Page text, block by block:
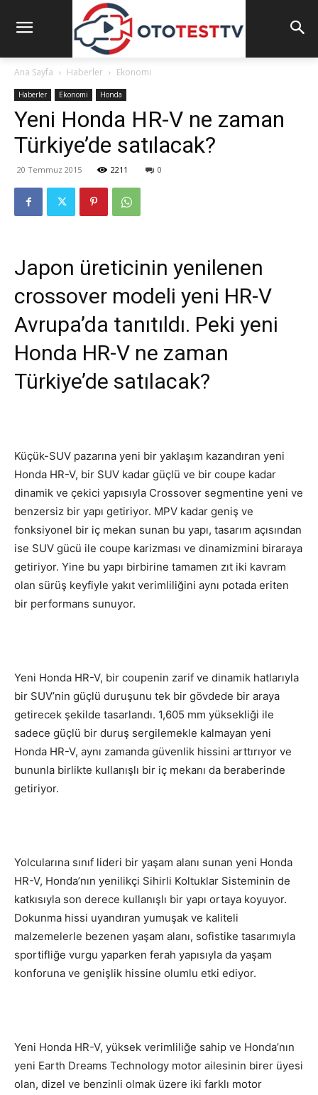
Ana Sayfa Haberler Ekonomi
Haberler Ekonomi Honda
Yeni Honda HR-V ne zaman
Türkiye’de satılacak?
20 Temmuz 2015 2211 0
Japon üreticinin yenilenen
crossover modeli yeni HR-V
Avrupa’da tanıtıldı. Peki yeni
Honda HR-V ne zaman
Türkiye’de satılacak?
Küçük-SUV pazarına yeni bir yaklaşım kazandıran yeni
Honda HR-V, bir SUV kadar güçlü ve bir coupe kadar
dinamik ve çekici yapısıyla Crossover segmentine yeni ve
benzersiz bir yapı getiriyor. MPV kadar geniş ve
fonksiyonel bir iç mekan sunan bu yapı, tasarım açısından
ise SUV gücü ile coupe karizması ve dinamizmini biraraya
getiriyor. Yine bu yapı birbirine tamamen zıt iki kavram
olan sürüş keyfiyle yakıt verimliliğini aynı potada eriten
bir performans sunuyor.
Yeni Honda HR-V, bir coupenin zarif ve dinamik hatlarıyla
bir SUV’nin güçlü duruşunu tek bir gövdede bir araya
getirecek şekilde tasarlandı. 1,605 mm yüksekliği ile
sadece güçlü bir duruş sergilemekle kalmayan yeni
Honda HR-V, aynı zamanda güvenlik hissini arttırıyor ve
bununla birlikte kullanışlı bir iç mekanı da beraberinde
getiriyor.
Yolcularına sınıf lideri bir yaşam alanı sunan yeni Honda
HR-V, Honda’nın yenilikçi Sihirli Koltuklar Sisteminin de
katkısıyla son derece kullanışlı bir yapı ortaya koyuyor.
Dokunma hissi uyandıran yumuşak ve kaliteli
malzemelerle bezenen yaşam alanı, sofistike tasarımıyla
sportifliğe vurgu yaparken ferah yapısıyla da yaşam
konforuna ve genişlik hissine olumlu etki ediyor.
Yeni Honda HR-V, yüksek verimliliğe sahip ve Honda’nın
yeni Earth Dreams Technology motor ailesinin birer üyesi
olan, dizel ve benzinli olmak üzere iki farklı motor